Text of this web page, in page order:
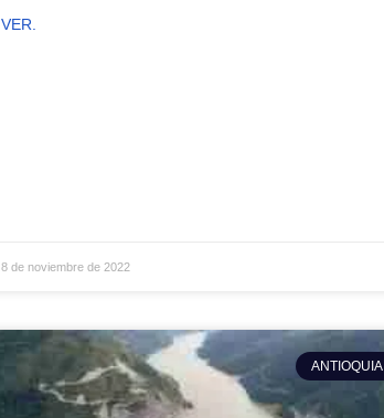
VER.
8 de noviembre de 2022
ANTIOQUIA